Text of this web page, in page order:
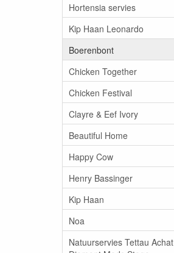
Hortensia servies
Kip Haan Leonardo
Boerenbont
Chicken Together
Chicken Festival
Clayre & Eef Ivory
Beautiful Home
Happy Cow
Henry Bassinger
Kip Haan
Noa
Natuurservies Tettau Achat